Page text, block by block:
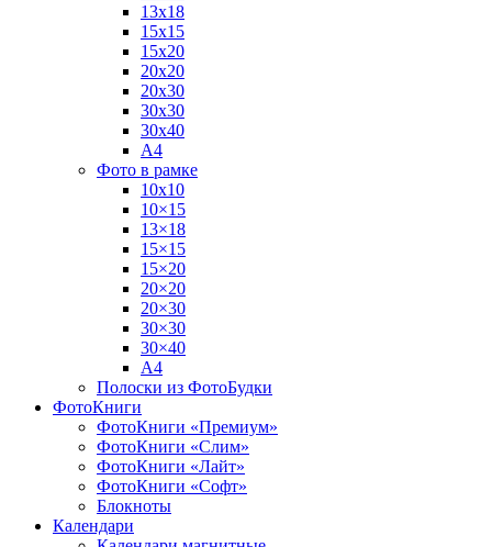
13х18
15х15
15х20
20х20
20х30
30х30
30х40
А4
Фото в рамке
10х10
10×15
13×18
15×15
15×20
20×20
20×30
30×30
30×40
A4
Полоски из ФотоБудки
ФотоКниги
ФотоКниги «Премиум»
ФотоКниги «Слим»
ФотоКниги «Лайт»
ФотоКниги «Софт»
Блокноты
Календари